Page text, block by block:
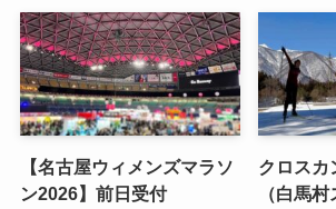
【名古屋ウィメンズマラソ
ン2026】前日受付
クロスカ
（白馬